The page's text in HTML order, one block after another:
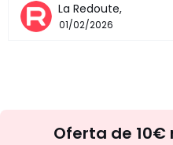
La Redoute,
01/02/2026
Oferta de 10€